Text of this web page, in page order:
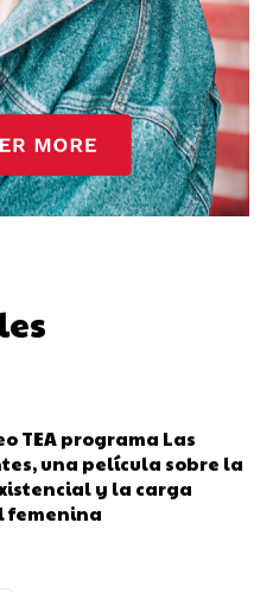
TEA programa Las
una película sobre la
y la carga
femenina